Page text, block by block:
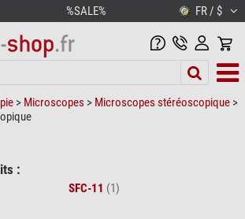
%SALE% FR / $
> Microscopes > Microscopes stéréoscopique >
:
SFC-11 (1)